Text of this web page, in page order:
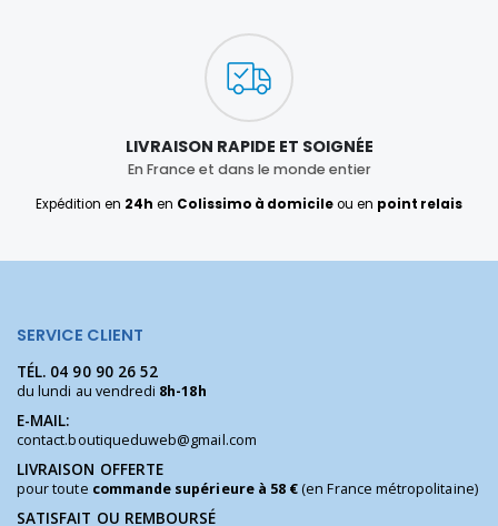
LIVRAISON RAPIDE ET SOIGNÉE
En France et dans le monde entier
Expédition en 24h en Colissimo à domicileou en point relais
SERVICE CLIENT
TÉL. 04 90 90 26 52
du lundi au vendredi 8h-18h
E-MAIL:
contact.boutiqueduweb@gmail.com
LIVRAISON OFFERTE
pour toute commande supérieure à 58 €(en France métropolitaine)
SATISFAIT OU REMBOURSÉ